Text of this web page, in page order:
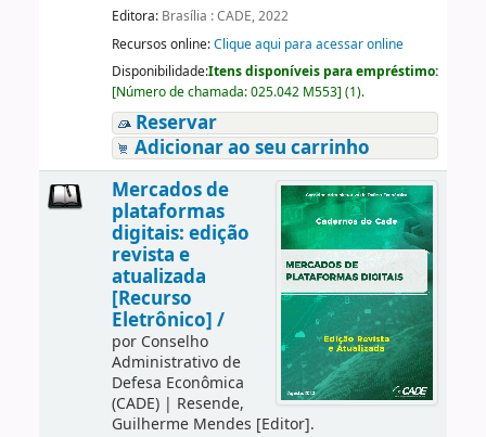
Editora: Brasília : CADE, 2022
Recursos online:Clique aqui para acessar online
Disponibilidade:Itens disponíveis para empréstimo:
[Número de chamada:025.042 M553] (1).
Reservar
Adicionar ao seu carrinho
Mercados de
plataformas
digitais: edição
revista e
atualizada
[Recurso
Eletrônico] /
por Conselho
Administrativo de
Defesa Econômica
(CADE)| Resende,
Guilherme Mendes [Editor].